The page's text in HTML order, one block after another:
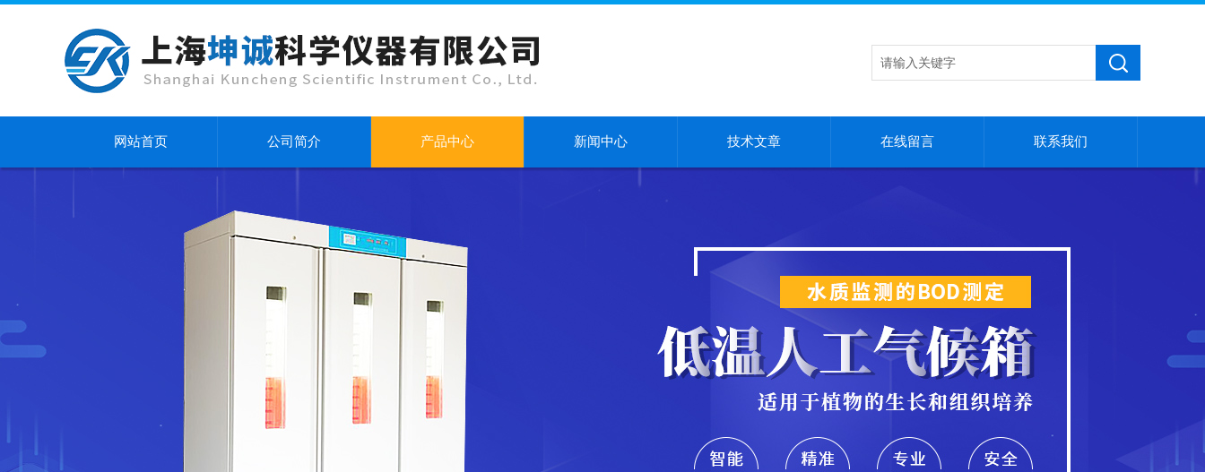
网站首页 公司简介 产品中心 新闻中心 技术文章 在线留言 联系我们